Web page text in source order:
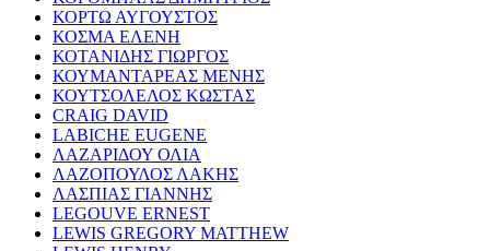
ΚΟΡΤΩ ΑΥΓΟΥΣΤΟΣ
ΚΟΣΜΑ ΕΛΕΝΗ
ΚΟΤΑΝΙΔΗΣ ΓΙΩΡΓΟΣ
ΚΟΥΜΑΝΤΑΡΕΑΣ ΜΕΝΗΣ
ΚΟΥΤΣΟΛΕΛΟΣ ΚΩΣΤΑΣ
CRAIG DAVID
LABICHE EUGENE
ΛΑΖΑΡΙΔΟΥ ΟΛΙΑ
ΛΑΖΟΠΟΥΛΟΣ ΛΑΚΗΣ
ΛΑΣΠΙΑΣ ΓΙΑΝΝΗΣ
LEGOUVE ERNEST
LEWIS GREGORY MATTHEW